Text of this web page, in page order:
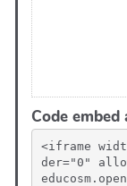
Code
<iframe
der="0"